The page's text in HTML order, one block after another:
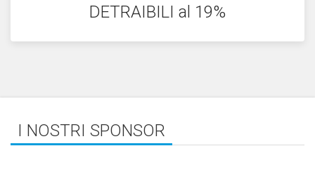
DETRAIBILI al 19%
I NOSTRI SPONSOR